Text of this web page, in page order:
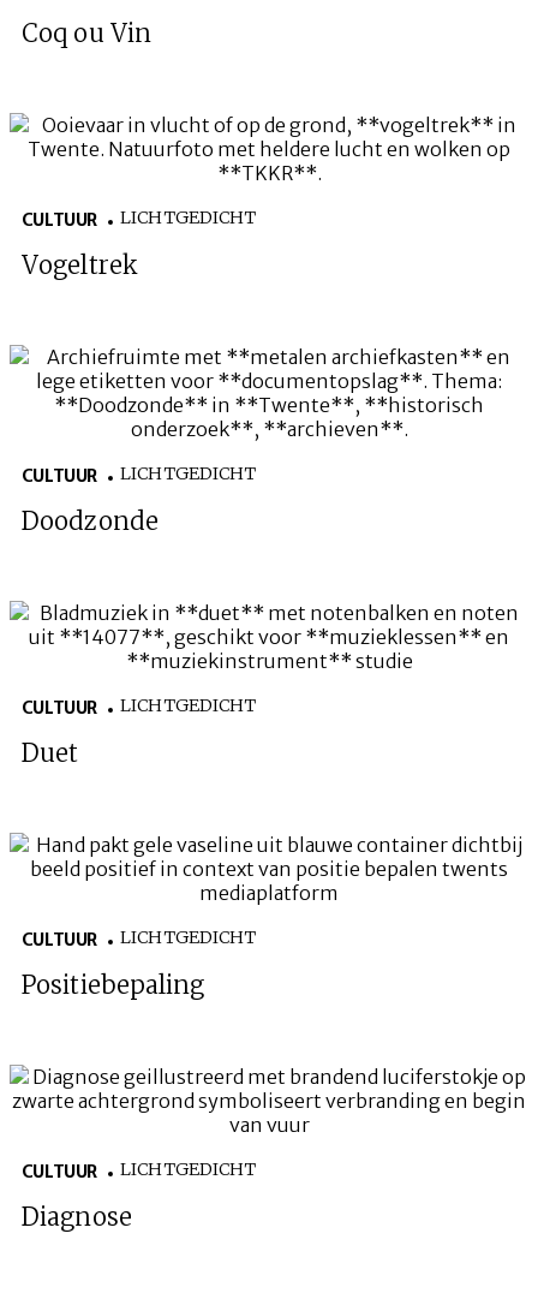
Coq ou Vin
CULTUUR LICHTGEDICHT
Vogeltrek
CULTUUR LICHTGEDICHT
Doodzonde
CULTUUR LICHTGEDICHT
Duet
CULTUUR LICHTGEDICHT
Positiebepaling
CULTUUR LICHTGEDICHT
Diagnose